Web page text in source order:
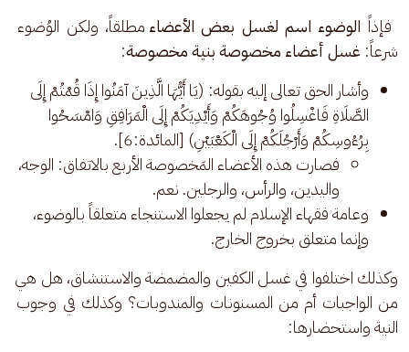
فإذاً الوضوء اسم لغسل بعض الأعضاء مطلقاً، ولكن الوُضوء
شرعاً: غسل أعضاء مخصوصة بنية مخصوصة:
وأشار الحق تعالى إليه بقوله: (يَا أَيُّهَا الَّذِينَ آمَنُوا إِذَا قُمْتُمْ إِلَى
الصَّلَاةِ فَاغْسِلُوا وُجُوهَكُمْ وَأَيْدِيَكُمْ إِلَى الْمَرَافِقِ وَامْسَحُوا
بِرُءُوسِكُمْ وَأَرْجُلَكُمْ إِلَى الْكَعْبَيْنِ) [المائدة:6].
فصارت هذه الأعضاء المَخصوصة الأربع بالاتفاق: الوجه،
واليدين، والرأس، والرجلين. نعم.
وعامة فقهاء الإسلام لم يجعلوا الاستنجاء متعلقاً بالوضوء،
وإنما متعلق بخروج الخارج.
وكذلك اختلفوا في غسل الكفين والمضمضة والاستنشاق، هل هي
من الواجبات أم من المسنونات والمندوبات؟ وكذلك في وجوب
النية واستحضارها: